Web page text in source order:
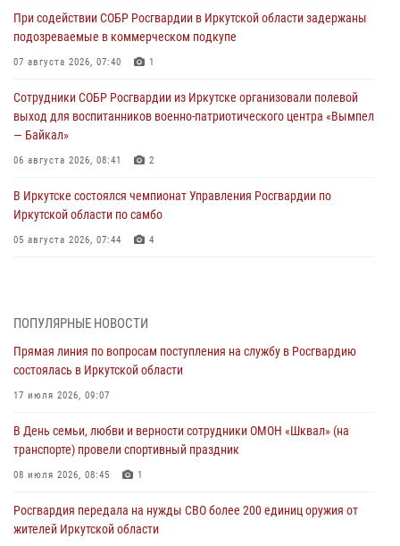
При содействии СОБР Росгвардии в Иркутской области задержаны
подозреваемые в коммерческом подкупе
07 августа 2026, 07:40 1
Сотрудники СОБР Росгвардии из Иркутске организовали полевой
выход для воспитанников военно-патриотического центра «Вымпел
— Байкал»
06 августа 2026, 08:41 2
В Иркутске состоялся чемпионат Управления Росгвардии по
Иркутской области по самбо
05 августа 2026, 07:44 4
04 августа 2026, 07:14 3
Росгвардейцы потушили загоревшийся автомобиль в Иркутске
03 августа 2026, 04:55
Дню Воздушно-десантных войск в Иркутской области
03 августа 2026, 03:32
сердца к сердцу» (видео)
31 июля 2026, 04:37
ПОПУЛЯРНЫЕ НОВОСТИ
Прямая линия по вопросам поступления на службу в Росгвардию
состоялась в Иркутской области
17 июля 2026, 09:07
В День семьи, любви и верности сотрудники ОМОН «Шквал» (на
транспорте) провели спортивный праздник
08 июля 2026, 08:45 1
Росгвардия передала на нужды СВО более 200 единиц оружия от
жителей Иркутской области